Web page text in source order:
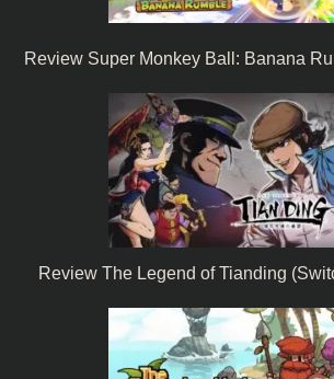
Review Super Monkey Ball: Banana
Review The Legend of Tianding